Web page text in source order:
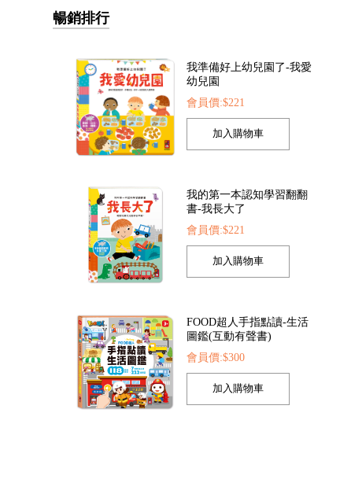
暢銷排行
幼兒園
會員價:$221
書-我長大了
會員價:$221
圖鑑(互動有聲書)
會員價:$300
FOOD超人繽紛泡泡槍
會員價:$205